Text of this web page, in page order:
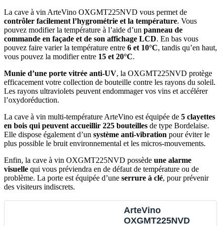
La cave à vin ArteVino OXGMT225NVD vous permet de
contrôler facilement l’hygrométrie et la température. Vous
pouvez modifier la température à l’aide d’un panneau de
commande en façade et de son affichage LCD. En bas vous
pouvez faire varier la température entre 6 et 10°C, tandis qu’en haut,
vous pouvez la modifier entre 15 et 20°C.
Munie d’une porte vitrée anti-UV, la OXGMT225NVD protège
efficacement votre collection de bouteille contre les rayons du soleil.
Les rayons ultraviolets peuvent endommager vos vins et accélérer
l’oxydoréduction.
La cave à vin multi-température ArteVino est équipée de 5 clayettes
en bois qui peuvent accueillir 225 bouteilles de type Bordelaise.
Elle dispose également d’un système anti-vibration pour éviter le
plus possible le bruit environnemental et les micros-mouvements.
Enfin, la cave à vin OXGMT225NVD possède une alarme
visuelle qui vous préviendra en de défaut de température ou de
problème. La porte est équipée d’une serrure à clé, pour prévenir
des visiteurs indiscrets.
ArteVino
OXGMT225NVD